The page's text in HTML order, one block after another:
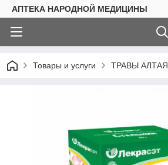
АПТЕКА НАРОДНОЙ МЕДИЦИНЫ
Товары и услуги ТРАВЫ АЛТАЯ